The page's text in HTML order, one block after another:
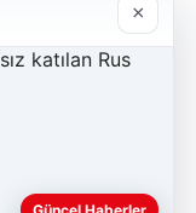
×